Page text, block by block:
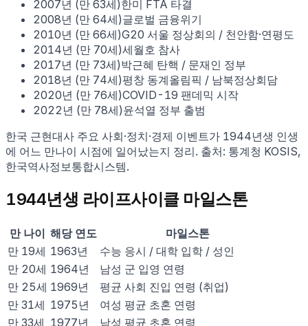
2007년 (만 63세)한미 FTA 타결
2008년 (만 64세)글로벌 금융위기
2010년 (만 66세)G20 서울 정상회의 / 천안함·연평도
2014년 (만 70세)세월호 참사
2017년 (만 73세)박근혜 탄핵 / 문재인 정부
2018년 (만 74세)평창 동계올림픽 / 남북정상회담
2020년 (만 76세)COVID-19 팬데믹 시작
2022 년 (만 78세)윤석열 정부 출범
한국 근현대사 주요 사회·정치·경제 이벤트가 1944년생 인생
에 어느 만나이 시점에 일어났는지 정리. 출처: 통계청 KOSIS,
한국역사정보통합시스템.
1944년생 라이프사이클 마일스톤
만 나이 해당 연도
마일스톤
만 19세 1963년
수능 응시 / 대학 입학 / 성인
만 20세 1964년
남성 군 입영 연령
만 25세 1969년
평균 사회 진입 연령 (취업)
만 31세 1975 년
여성 평균 초혼 연령
만 33세 1977년
남성 평균 초혼 연령